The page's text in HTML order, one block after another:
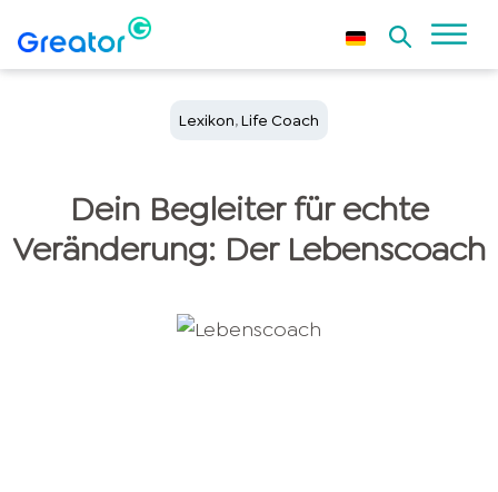
Lexikon,Life Coach
Dein Begleiter für echte
Veränderung: Der Lebenscoach